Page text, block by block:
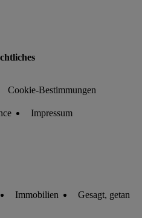
Cookie-Bestimmungen
Impressum
Immobilien Gesagt, getan